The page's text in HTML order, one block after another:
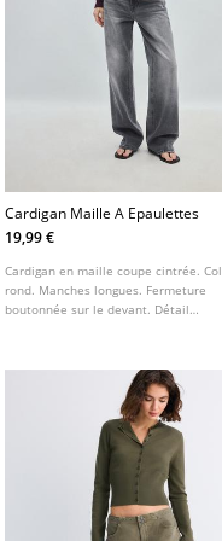
Cardigan Maille A Epaulettes
19,99 €
Cardigan en maille coupe cintrée. Col
rond. Manches longues. Fermeture
boutonnée sur le devant. Détail